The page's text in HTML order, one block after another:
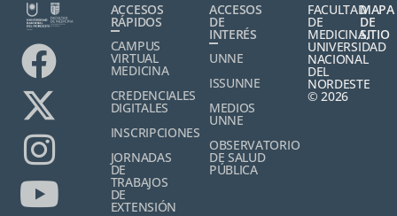
ACCESOS
RÁPIDOS
CAMPUS
VIRTUAL
MEDICINA
CREDENCIALES
DIGITALES
INSCRIPCIONES
JORNADAS
DE
TRABAJOS
DE
EXTENSIÓN
ACCESOS
DE
INTERÉS
UNNE
ISSUNNE
MEDIOS
UNNE
OBSERVATORIO
DE SALUD
PÚBLICA
FACULTAD
DE
MEDICINA,
UNIVERSIDAD
NACIONAL
DEL
NORDESTE
© 2026
MAPA
DE
SITIO